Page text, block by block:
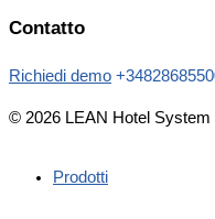
Contatto
Richiedi demo
© 2026 LEAN Hotel System
Prodotti